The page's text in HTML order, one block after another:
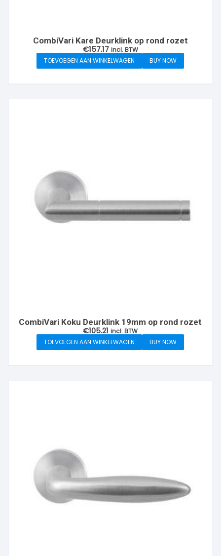
CombiVari Kare Deurklink op rond rozet
€157.17 incl. BTW
TOEVOEGEN AAN WINKELWAGEN
BUY NOW
CombiVari Koku Deurklink 19mm op rond rozet
€105.21 incl. BTW
TOEVOEGEN AAN WINKELWAGEN
BUY NOW